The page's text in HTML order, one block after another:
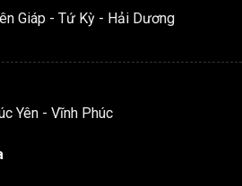
Giáp - Tứ Kỳ - Hải Dương
Yên - Vĩnh Phúc